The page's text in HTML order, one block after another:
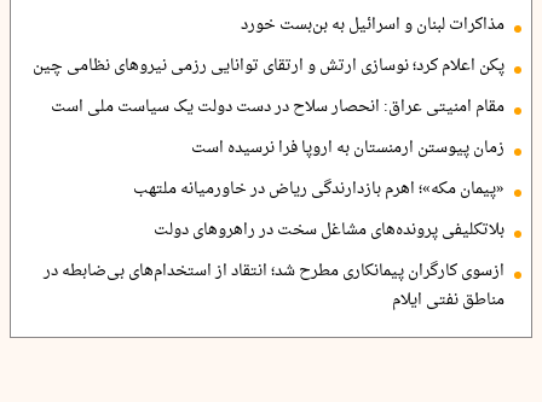
مذاکرات لبنان و اسرائیل به بن‌بست خورد
پکن اعلام کرد؛ نوسازی ارتش و ارتقای توانایی رزمی نیروهای نظامی چین
مقام امنیتی عراق: انحصار سلاح در دست دولت یک سیاست ملی است
زمان پیوستن ارمنستان به اروپا فرا نرسیده است
«پیمان مکه»؛ اهرم بازدارندگی ریاض در خاورمیانه ملتهب
بلاتکلیفی پرونده‌های مشاغل سخت در راهروهای دولت
ازسوی کارگران پیمانکاری مطرح شد؛ انتقاد از استخدام‌های بی‌ضابطه در
مناطق نفتی ایلام